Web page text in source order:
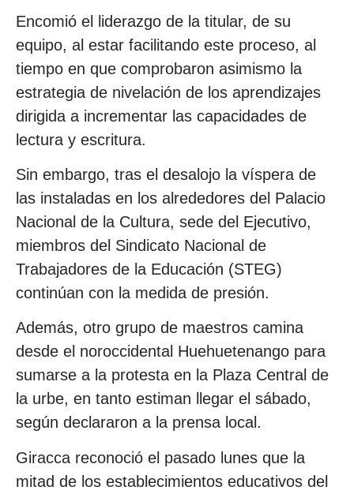
Encomió el liderazgo de la titular, de su
equipo, al estar facilitando este proceso, al
tiempo en que comprobaron asimismo la
estrategia de nivelación de los aprendizajes
dirigida a incrementar las capacidades de
lectura y escritura.
Sin embargo, tras el desalojo la víspera de
las instaladas en los alrededores del Palacio
Nacional de la Cultura, sede del Ejecutivo,
miembros del Sindicato Nacional de
Trabajadores de la Educación (STEG)
continúan con la medida de presión.
Además, otro grupo de maestros camina
desde el noroccidental Huehuetenango para
sumarse a la protesta en la Plaza Central de
la urbe, en tanto estiman llegar el sábado,
según declararon a la prensa local.
Giracca reconoció el pasado lunes que la
mitad de los establecimientos educativos del